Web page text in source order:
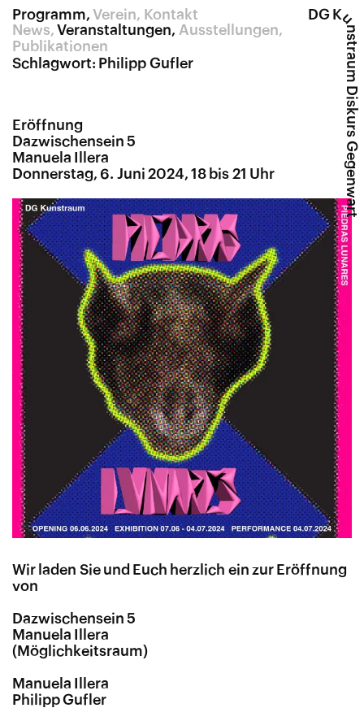
DG Ku
nstraum Diskurs Gegenwart
Programm
News Veranstaltungen
Ausstellungen
Publikationen
Verein Kontakt
Schlagwort: Philipp Gufler
Eröffnung
Dazwischensein 5
Manuela Illera
Donnerstag, 6. Juni 2024, 18 bis 21 Uhr
Wir laden Sie und Euch herzlich ein zur Eröffnung
von
Dazwischensein 5
Manuela Illera
(Möglichkeitsraum)
Manuela Illera
Philipp Gufler